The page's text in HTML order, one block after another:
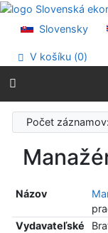
Prejsť na obsah
Prehlásenie o
Slovensky
V košíku (0)
Počet
Názov
Vydavateľské